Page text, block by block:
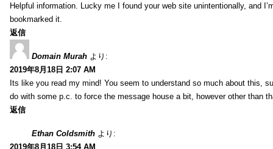
Helpful information. Lucky me I found your web site unintentionally, and
bookmarked it.
返信
Domain Murah より:
2019年8月18日 2:07 AM
Its like you read my mind! You seem to understand so much about this,
do with some p.c. to force the message house a bit, however other than
返信
Ethan Coldsmith より:
2019年8月18日 3:54 AM